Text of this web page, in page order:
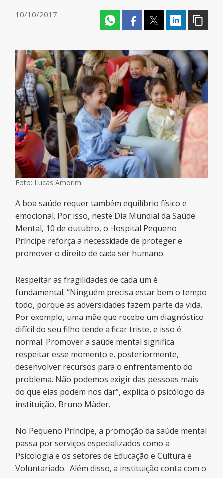
10/10/2017
Foto: Lucas Amorim
A boa saúde requer também equilíbrio físico e
emocional. Por isso, neste Dia Mundial da Saúde
Mental, 10 de outubro, o Hospital Pequeno
Príncipe reforça a necessidade de proteger e
promover o direito de cada ser humano.
Respeitar as fragilidades de cada um é
fundamental. “Ninguém precisa estar bem o tempo
todo, porque as adversidades fazem parte da vida.
Por exemplo, uma mãe que recebe um diagnóstico
difícil do seu filho tende a ficar triste, e isso é
normal. Promover a saúde mental significa
respeitar esse momento e, posteriormente,
desenvolver recursos para o enfrentamento do
problema. Não podemos exigir das pessoas mais
do que elas podem nos dar”, explica o psicólogo da
instituição, Bruno Mäder.
No Pequeno Príncipe, a promoção da saúde mental
passa por serviços especializados como a
Psicologia e os setores de Educação e Cultura e
Voluntariado. Além disso, a instituição conta com o